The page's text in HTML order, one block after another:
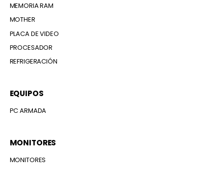
MEMORIA RAM
MOTHER
PLACA DE VIDEO
PROCESADOR
REFRIGERACIÓN
EQUIPOS
PC ARMADA
MONITORES
MONITORES